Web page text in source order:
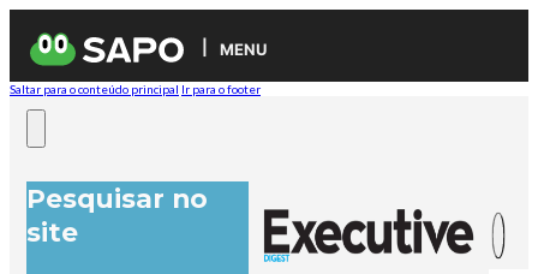
MENU
Saltar para o conteúdo principal Ir para o footer
Pesquisar no
site